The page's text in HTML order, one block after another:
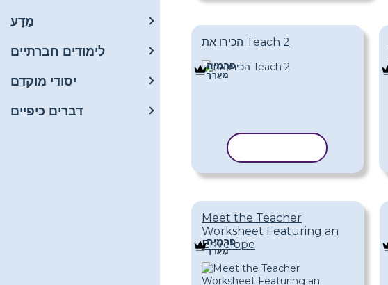
מַדָע
לימודים חברתיים
יסודי מוקדם
דברים כיפיים
הכירו את Teach 2
פּרֶמיָה
מַעֲרָך
Meet the Teacher
Worksheet Featuring an
Envelope
פּרֶמיָה
מַעֲרָך